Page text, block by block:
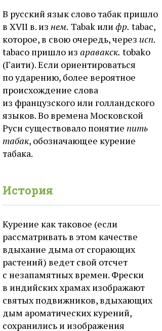
В русский язык слово табак пришло
в XVII в. из нем. Tabak илифр. tabac,
которое, в свою очередь, через исп.
tabaco пришло из аравакск. tobako
(Гаити). Если ориентироваться
по ударению, более вероятное
происхождение слова
из французского или голландского
языков. Во времена Московской
Руси существовало понятие пить
табак, обозначающее курение
табака.
История
Курение как таковое (если
рассматривать в этом качестве
вдыхание дыма от сгорающих
растений) ведет свой отсчет
с незапамятных времен. Фрески
в индийских храмах изображают
святых подвижников, вдыхающих
дым ароматических курений,
сохранились и изображения